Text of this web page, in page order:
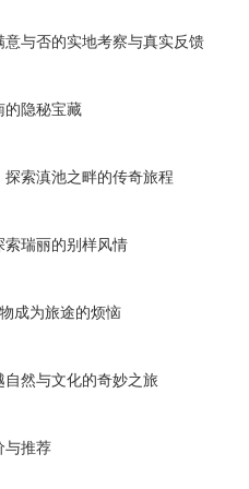
与否的实地考察与真实反馈
的隐秘宝藏
索滇池之畔的传奇旅程
索瑞丽的别样风情
成为旅途的烦恼
然与文化的奇妙之旅
与推荐